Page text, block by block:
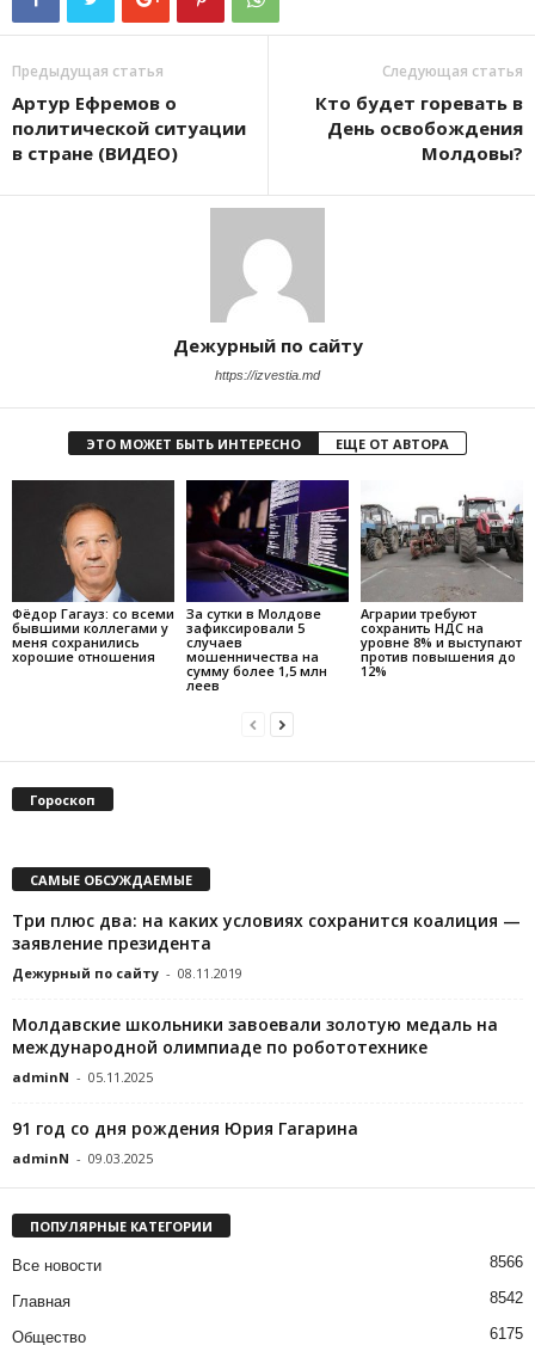
Предыдущая статья
Артур Ефремов о
политической ситуации
в стране (ВИДЕО)
Следующая статья
Кто будет горевать в
День освобождения
Молдовы?
Дежурный по сайту
https://izvestia.md
ЭТО МОЖЕТ БЫТЬ ИНТЕРЕСНО ЕЩЕ ОТ АВТОРА
Фёдор Гагауз: со всеми
бывшими коллегами у
меня сохранились
хорошие отношения
За сутки в Молдове
зафиксировали 5
случаев
мошенничества на
сумму более 1,5 млн
леев
Аграрии требуют
сохранить НДС на
уровне 8% и выступают
против повышения до
12%
Гороскоп
САМЫЕ ОБСУЖДАЕМЫЕ
Три плюс два: на каких условиях сохранится коалиция —
заявление президента
Дежурный по сайту - 08.11.2019
Молдавские школьники завоевали золотую медаль на
международной олимпиаде по робототехнике
adminN - 05.11.2025
91 год со дня рождения Юрия Гагарина
adminN - 09.03.2025
ПОПУЛЯРНЫЕ КАТЕГОРИИ
Все новости 8566
Главная 8542
Общество 6175